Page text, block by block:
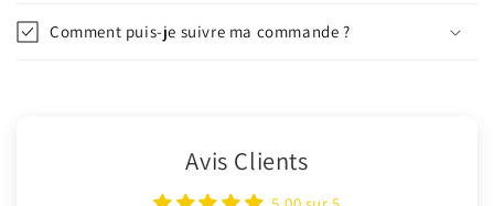
Comment puis-je suivre ma commande ?
Avis Clients